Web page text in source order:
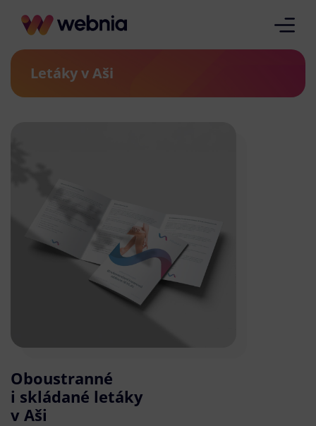
Letáky v Aši
Oboustranné
i skládané letáky
v Aši